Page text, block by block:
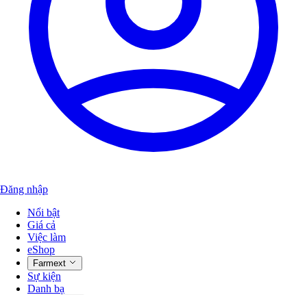
Đăng nhập
Nổi bật
Giá cả
Việc làm
eShop
Farmext
Sự kiện
Danh bạ